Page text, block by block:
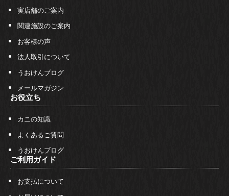
実店舗のご案内
関連施設のご案内
お客様の声
法人取引について
うおけんブログ
メールマガジン
お役立ち
カニの知識
よくあるご質問
うおけんブログ
ご利用ガイド
お支払について